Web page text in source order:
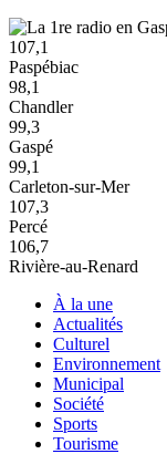
107,1
Paspébiac
98,1
Chandler
99,3
Gaspé
99,1
Carleton-sur-Mer
107,3
Percé
106,7
Rivière-au-Renard
À la une
Actualités
Culturel
Environnement
Municipal
Société
Sports
Tourisme